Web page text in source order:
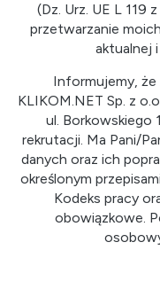
(Dz. Urz. UE L 119
przetwarzanie
aktualnej
Informujemy,
KLIKOM.NET Sp. z
ul. Borkowskiego
rekrutacji. Ma Pani/
danych oraz ich
określonym
Kodeks pracy
obowiązkowe.